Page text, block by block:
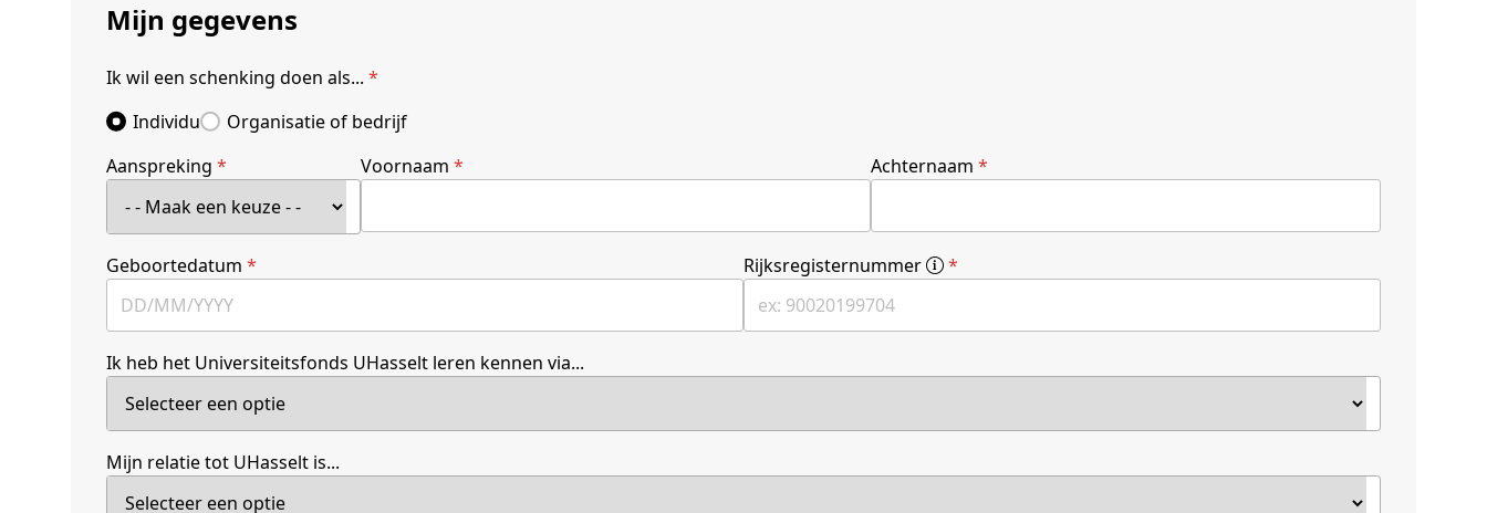
Mijn gegevens
Ik wil een schenking doen als... *
Individu
Organisatie of bedrijf
Aanspreking * Voornaam * Achternaam *
Geboortedatum * Rijksregisternummer *
Ik heb het Universiteitsfonds UHasselt leren kennen via...
Mijn relatie tot UHasselt is...